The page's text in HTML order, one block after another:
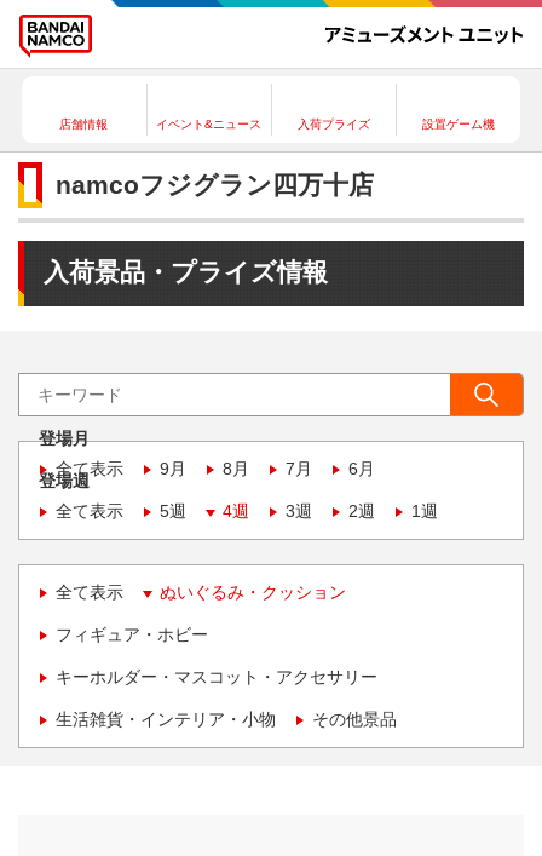
店舗情報 イベント&ニュース 入荷プライズ 設置ゲーム機
namcoフジグラン四万十店
入荷景品・プライズ情報
登場月
全て表示
9月 8月 7月 6月
登場週
全て表示
5週 4週 3週 2週 1週
全て表示 ぬいぐるみ・クッション
フィギュア・ホビー
キーホルダー・マスコット・アクセサリー
生活雑貨・インテリア・小物 その他景品